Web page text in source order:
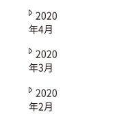
2020
年4月
2020
年3月
2020
年2月